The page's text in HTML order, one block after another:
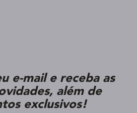
e-mail e receba as
além de
exclusivos!